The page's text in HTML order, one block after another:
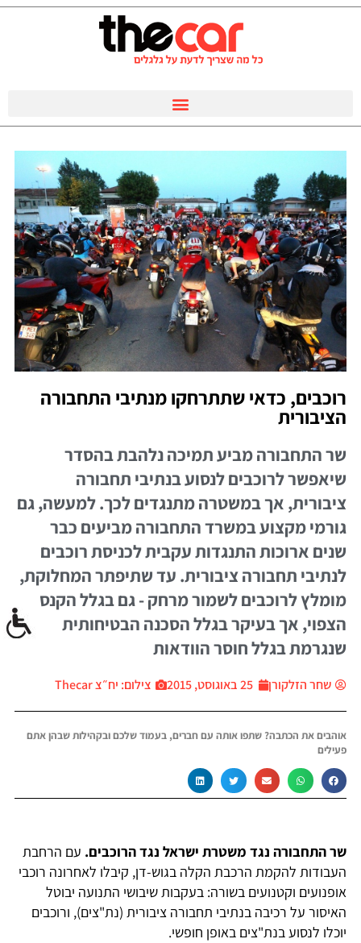
רוכבים, כדאי שתתרחקו מנתיבי התחבורה
הציבורית
שר התחבורה מביע תמיכה נלהבת בהסדר
שיאפשר לרוכבים לנסוע בנתיבי תחבורה
ציבורית, אך במשטרה מתנגדים לכך. למעשה, גם
גורמי מקצוע במשרד התחבורה מביעים כבר
שנים ארוכות התנגדות עקבית לכניסת רוכבים
לנתיבי תחבורה ציבורית. עד שתיפתר המחלוקת,
מומלץ לרוכבים לשמור מרחק - גם בגלל הקנס
הצפוי, אך בעיקר בגלל הסכנה הבטיחותית
שנגרמת בגלל חוסר הוודאות
שחר הזלקורן 25 באוגוסט, 2015 צילום: יח״צ Thecar
אוהבים את הכתבה? שתפו אותה עם חברים, בעמוד שלכם ובקהילות שבהן אתם
פעילים
שר התחבורה נגד משטרת ישראל נגד הרוכבים. עם הרחבת
העבודות להקמת הרכבת הקלה בגוש-דן, קיבלו לאחרונה רוכבי
אופנועים וקטנועים בשורה: בעקבות שיבושי התנועה יבוטל
האיסור על רכיבה בנתיבי תחבורה ציבורית (נת"צים), ורוכבים
יוכלו לנסוע בנת"צים באופן חופשי.